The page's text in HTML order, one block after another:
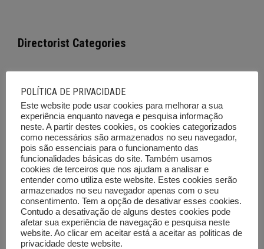
Directorist Categories
Empresas e Serviços
Cursos de Formação
Imóveis
Viaturas
Emprego
Ferramentas e Equipamentos
Diversos
Leilões e outras vendas
POLÍTICA DE PRIVACIDADE
Este website pode usar cookies para melhorar a sua
experiência enquanto navega e pesquisa informação
neste. A partir destes cookies, os cookies categorizados
como necessários são armazenados no seu navegador,
pois são essenciais para o funcionamento das
funcionalidades básicas do site. Também usamos
cookies de terceiros que nos ajudam a analisar e
entender como utiliza este website. Estes cookies serão
armazenados no seu navegador apenas com o seu
consentimento. Tem a opção de desativar esses cookies.
Contudo a desativação de alguns destes cookies pode
afetar sua experiência de navegação e pesquisa neste
website. Ao clicar em aceitar está a aceitar as politicas de
privacidade deste website.